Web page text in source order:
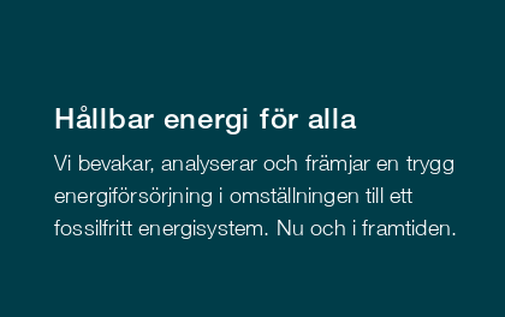
Hållbar energi för alla
Vi bevakar, analyserar och främjar en trygg
energiförsörjning i omställningen till ett
fossilfritt energisystem. Nu och i framtiden.